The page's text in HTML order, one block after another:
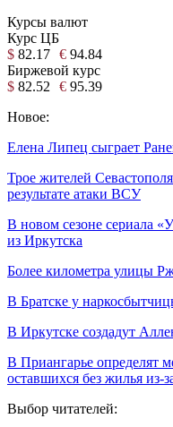
Курсы валют
Курс ЦБ
$ 82.17 € 94.84
Биржевой курс
$ 82.52 € 95.39
Новое:
Елена Липец сыграет
Трое жителей
результате атаки ВСУ
В новом сезоне сериала
из Иркутска
Более километра улицы
В Братске у
В Иркутске создадут
В Приангарье определят
оставшихся без жилья из-
Выбор читателей: